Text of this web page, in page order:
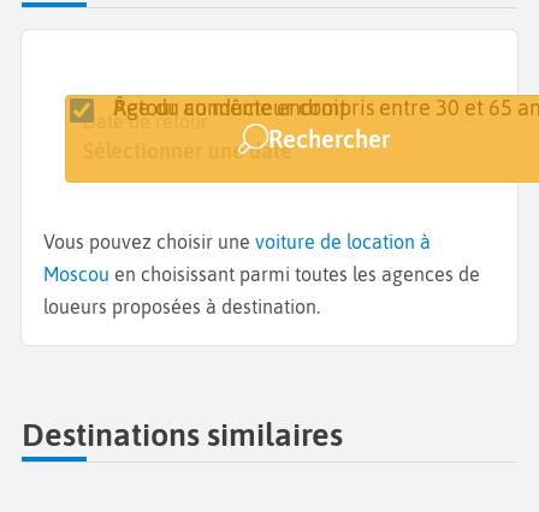
Lieu de retrait
Date de retrait
Sélectionner une date
Date de retour
Sélectionner une date
Retour au même endroit
Âge du conducteur compris entre 30 et 65
Rechercher
Vous pouvez choisir une voiture de location à
Moscou en choisissant parmi toutes les agences de
loueurs proposées à destination.
Destinations similaires